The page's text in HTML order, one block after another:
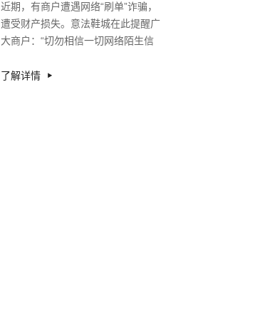
近期，有商户遭遇网络“刷单”诈骗，
遭受财产损失。意法鞋城在此提醒广
大商户：“切勿相信一切网络陌生信
了解详情